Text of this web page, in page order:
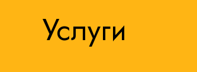
Услуги